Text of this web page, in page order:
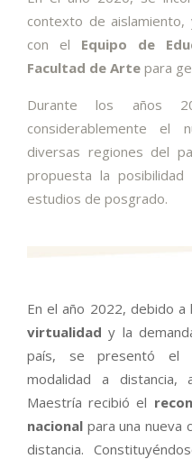
contexto de
con el Equipo de
Facultad de Arte para
Durante los años
considerablemente el
diversas regiones del
propuesta la
estudios de posgrado.
En el año 2022, debido a
virtualidad y la
país, se presentó el
modalidad a distancia,
Maestría recibió el
nacional para una nueva
distancia.